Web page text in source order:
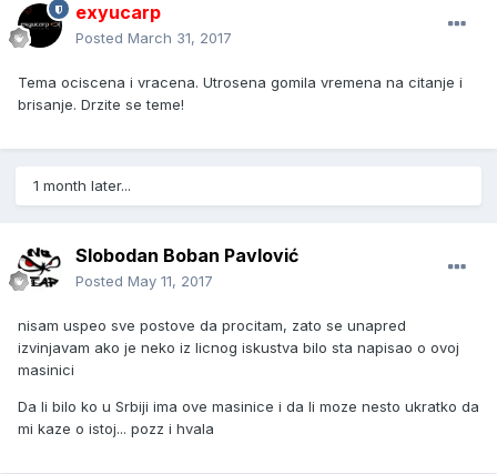
exyucarp
Posted March 31, 2017
Tema ociscena i vracena. Utrosena gomila vremena na citanje i
brisanje. Drzite se teme!
1 month later...
Slobodan Boban Pavlović
Posted May 11, 2017
nisam uspeo sve postove da procitam, zato se unapred
izvinjavam ako je neko iz licnog iskustva bilo sta napisao o ovoj
masinici
Da li bilo ko u Srbiji ima ove masinice i da li moze nesto ukratko da
mi kaze o istoj... pozz i hvala